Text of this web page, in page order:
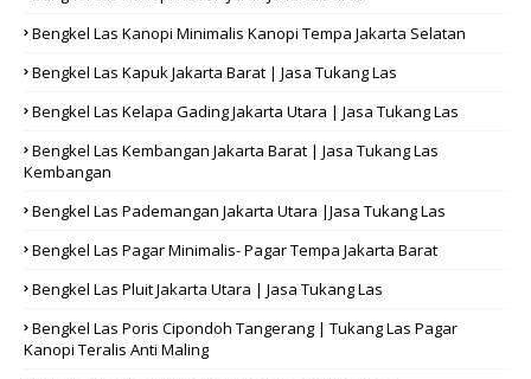
Bengkel Las Kanopi Minimalis Kanopi Tempa Jakarta Selatan
Bengkel Las Kapuk Jakarta Barat | Jasa Tukang Las
Bengkel Las Kelapa Gading Jakarta Utara | Jasa Tukang Las
Bengkel Las Kembangan Jakarta Barat | Jasa Tukang Las
Kembangan
Bengkel Las Pademangan Jakarta Utara |Jasa Tukang Las
Bengkel Las Pagar Minimalis- Pagar Tempa Jakarta Barat
Bengkel Las Pluit Jakarta Utara | Jasa Tukang Las
Bengkel Las Poris Cipondoh Tangerang | Tukang Las Pagar
Kanopi Teralis Anti Maling